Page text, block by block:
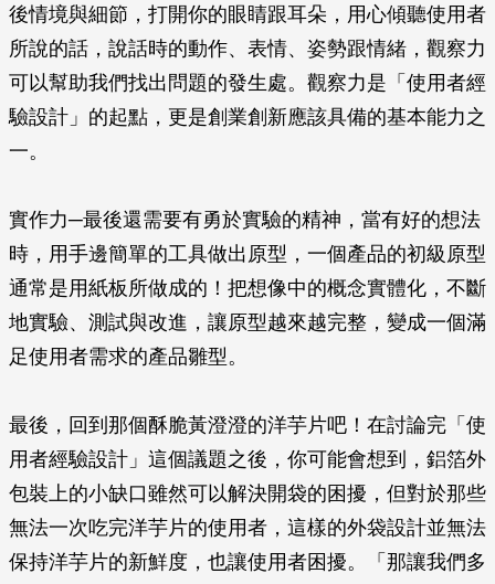
後情境與細節，打開你的眼睛跟耳朵，用心傾聽使用者
所說的話，說話時的動作、表情、姿勢跟情緒，觀察力
可以幫助我們找出問題的發生處。觀察力是「使用者經
驗設計」的起點，更是創業創新應該具備的基本能力之
一。
實作力─最後還需要有勇於實驗的精神，當有好的想法
時，用手邊簡單的工具做出原型，一個產品的初級原型
通常是用紙板所做成的！把想像中的概念實體化，不斷
地實驗、測試與改進，讓原型越來越完整，變成一個滿
足使用者需求的產品雛型。
最後，回到那個酥脆黃澄澄的洋芋片吧！在討論完「使
用者經驗設計」這個議題之後，你可能會想到，鋁箔外
包裝上的小缺口雖然可以解決開袋的困擾，但對於那些
無法一次吃完洋芋片的使用者，這樣的外袋設計並無法
保持洋芋片的新鮮度，也讓使用者困擾。「那讓我們多